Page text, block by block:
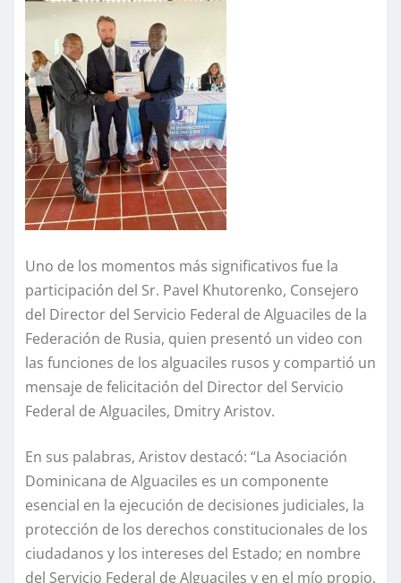
Uno de los momentos más significativos fue la
participación del Sr. Pavel Khutorenko, Consejero
del Director del Servicio Federal de Alguaciles de la
Federación de Rusia, quien presentó un video con
las funciones de los alguaciles rusos y compartió un
mensaje de felicitación del Director del Servicio
Federal de Alguaciles, Dmitry Aristov.
En sus palabras, Aristov destacó: “La Asociación
Dominicana de Alguaciles es un componente
esencial en la ejecución de decisiones judiciales, la
protección de los derechos constitucionales de los
ciudadanos y los intereses del Estado; en nombre
del Servicio Federal de Alguaciles y en el mío propio,